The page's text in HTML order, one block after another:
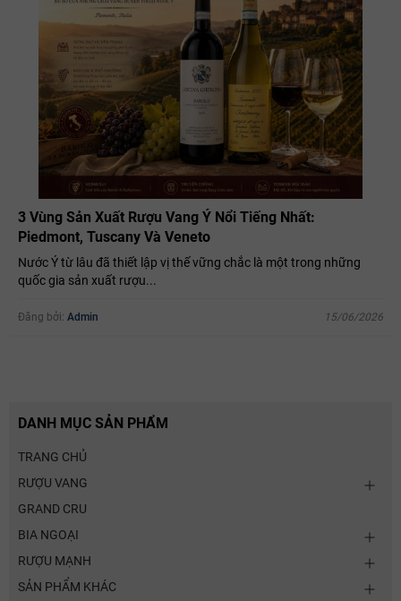
3 Vùng Sản Xuất Rượu Vang Ý Nổi Tiếng Nhất:
Piedmont, Tuscany Và Veneto
Nước Ý từ lâu đã thiết lập vị thế vững chắc là một trong những
quốc gia sản xuất rượu...
Đăng bởi: Admin 15/06/2026
DANH MỤC SẢN PHẨM
TRANG CHỦ
RƯỢU VANG
GRAND CRU
BIA NGOẠI
RƯỢU MẠNH
SẢN PHẨM KHÁC